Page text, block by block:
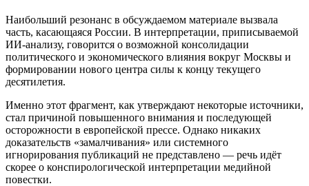
Наибольший резонанс в обсуждаемом материале вызвала
часть, касающаяся России. В интерпретации, приписываемой
ИИ-анализу, говорится о возможной консолидации
политического и экономического влияния вокруг Москвы и
формировании нового центра силы к концу текущего
десятилетия.
Именно этот фрагмент, как утверждают некоторые источники,
стал причиной повышенного внимания и последующей
осторожности в европейской прессе. Однако никаких
доказательств «замалчивания» или системного
игнорирования публикаций не представлено — речь идёт
скорее о конспирологической интерпретации медийной
повестки.